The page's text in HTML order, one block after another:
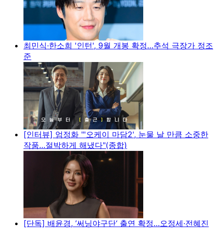
최민식·한소희 '인턴', 9월 개봉 확정…추석 극장가 정조
준
[인터뷰] 엄정화 "'오케이 마담2', 눈물 날 만큼 소중한
작품…절박하게 해냈다"(종합)
[단독] 배윤경, ’써닝야구단‘ 출연 확정…오정세·전혜진